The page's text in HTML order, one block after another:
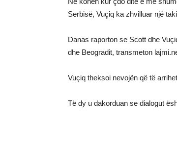
Serbisë, Vuçiq ka zhvilluar një
Danas raporton se Scott dhe
dhe Beogradit, transmeton
Vuçiq theksoi nevojën që të
Të dy u dakorduan se dialogut